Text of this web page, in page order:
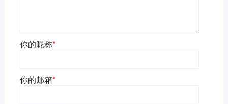
你的昵称*
你的邮箱*